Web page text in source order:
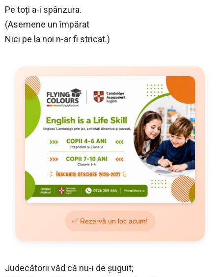
Pe toți a-i spânzura.
(Asemene un împărat
Nici pe la noi n-ar fi stricat.)
✅ Rezervă un loc acum!
Judecătorii văd că nu-i de șuguit;